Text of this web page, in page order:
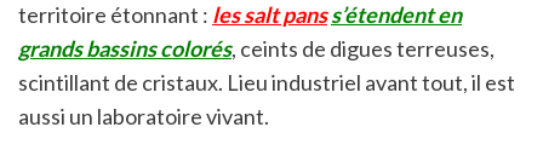
territoire étonnant : les salt panss’étendent en
grands bassins colorés, ceints de digues terreuses,
scintillant de cristaux. Lieu industriel avant tout, il est
aussi un laboratoire vivant.